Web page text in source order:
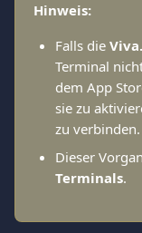
Hinweis:
Falls die
Terminal
dem App
sie zu
zu verbinden.
Dieser
Terminals.